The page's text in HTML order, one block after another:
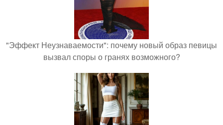
"Эффект Неузнаваемости": почему новый образ певицы
вызвал споры о гранях возможного?